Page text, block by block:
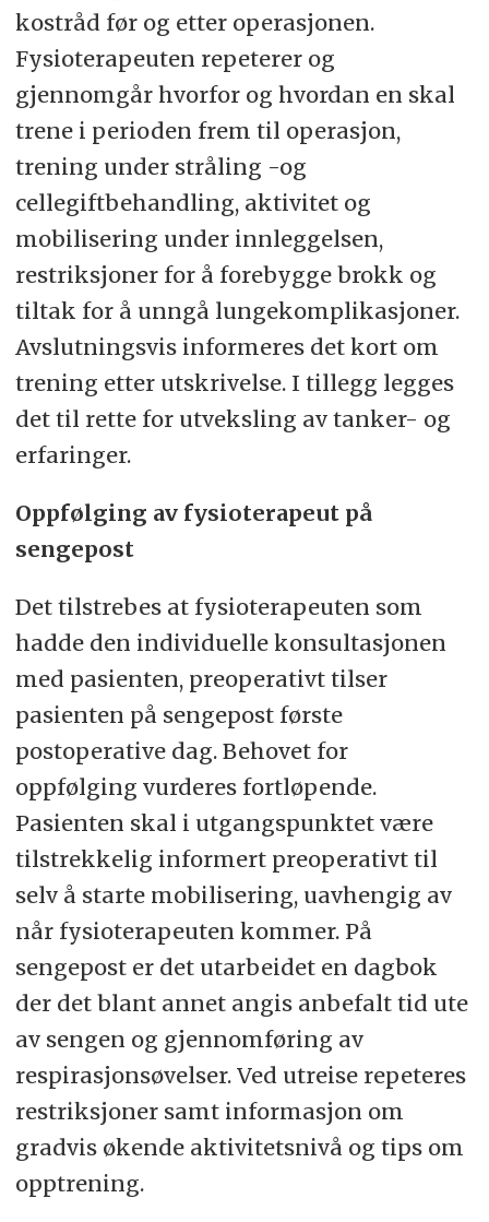
kostråd før og etter operasjonen.
Fysioterapeuten repeterer og
gjennomgår hvorfor og hvordan en skal
trene i perioden frem til operasjon,
trening under stråling -og
cellegiftbehandling, aktivitet og
mobilisering under innleggelsen,
restriksjoner for å forebygge brokk og
tiltak for å unngå lungekomplikasjoner.
Avslutningsvis informeres det kort om
trening etter utskrivelse. I tillegg legges
det til rette for utveksling av tanker- og
erfaringer.
Oppfølging av fysioterapeut på
sengepost
Det tilstrebes at fysioterapeuten som
hadde den individuelle konsultasjonen
med pasienten, preoperativt tilser
pasienten på sengepost første
postoperative dag. Behovet for
oppfølging vurderes fortløpende.
Pasienten skal i utgangspunktet være
tilstrekkelig informert preoperativt til
selv å starte mobilisering, uavhengig av
når fysioterapeuten kommer. På
sengepost er det utarbeidet en dagbok
der det blant annet angis anbefalt tid ute
av sengen og gjennomføring av
respirasjonsøvelser. Ved utreise repeteres
restriksjoner samt informasjon om
gradvis økende aktivitetsnivå og tips om
opptrening.